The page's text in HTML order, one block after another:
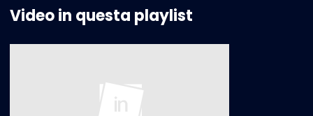
Video in questa playlist